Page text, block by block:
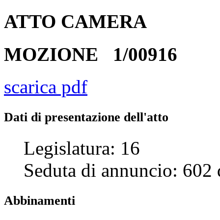
ATTO CAMERA
MOZIONE 1/00916
scarica pdf
Dati di presentazione dell'atto
Legislatura: 16
Seduta di annuncio: 602
Abbinamenti